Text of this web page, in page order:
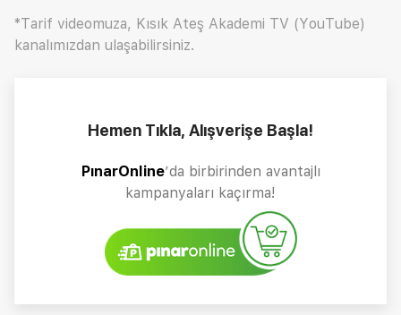
*Tarif videomuza, Kısık Ateş Akademi TV (YouTube)
kanalımızdan ulaşabilirsiniz.
Hemen Tıkla, Alışverişe Başla!
PınarOnline’da birbirinden avantajlı
kampanyaları kaçırma!